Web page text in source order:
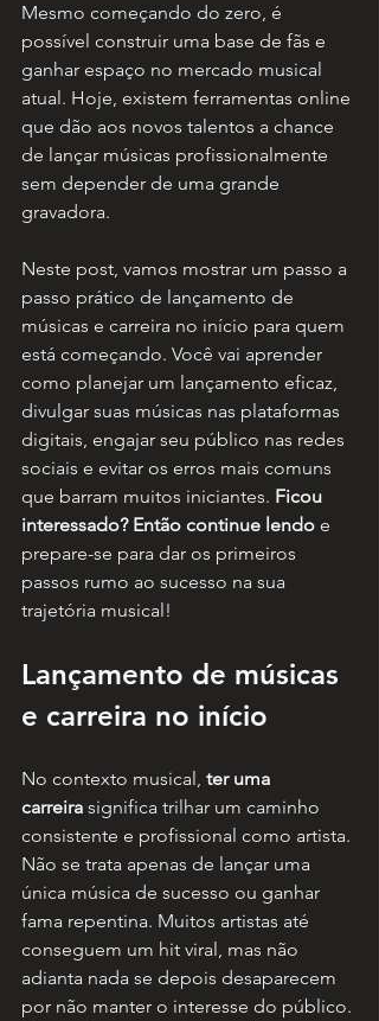
Mesmo começando do zero, é
possível construir uma base de fãs e
ganhar espaço no mercado musical
atual. Hoje, existem ferramentas online
que dão aos novos talentos a chance
de lançar músicas profissionalmente
sem depender de uma grande
gravadora.
Neste post, vamos mostrar um passo a
passo prático de l ançamento de
músicas e carreira no início para quem
está começando. Você vai aprender
como planejar um lançamento eficaz,
divulgar suas músicas nas plataformas
digitais, engajar seu público nas redes
sociais e evitar os erros mais comuns
que barram muitos iniciantes. Ficou
interessado? Então continue lendo e
prepare-se para dar os primeiros
passos rumo ao sucesso na sua
trajetória musical!
Lançamento de músicas
e carreira no início
No contexto musical, ter uma
carreira significa trilhar um caminho
consistente e profissional como artista.
Não se trata apenas de lançar uma
única música de sucesso ou ganhar
fama repentina. Muitos artistas até
conseguem um hit viral, mas não
adianta nada se depois desaparecem
por não manter o interesse do público.